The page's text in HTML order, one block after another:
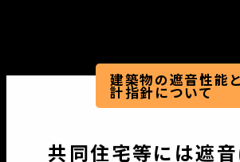
建築物の遮音性能
計指針について
共同住宅等には遮